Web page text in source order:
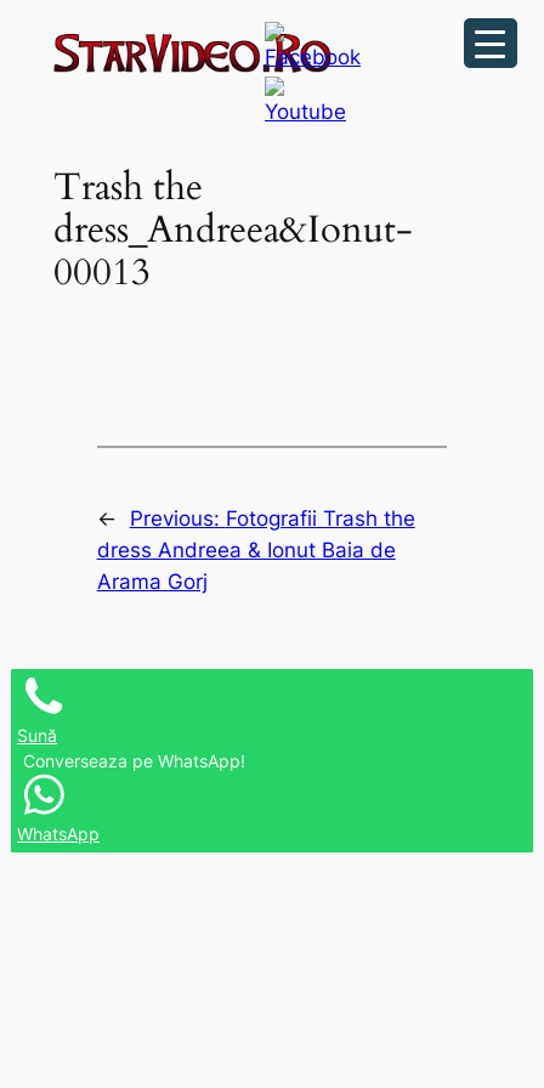
Trash the
dress_Andreea&Ionut-
00013
← Previous: Fotografii Trash the
dress Andreea & Ionut Baia de
Arama Gorj
Sună
Converseaza pe WhatsApp!
WhatsApp